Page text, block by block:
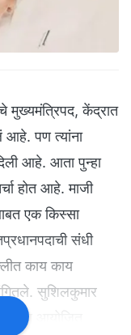
मुख्यमंत्रिपद, केंद्रात
आहे. पण त्यांना
आहे. आता पुन्हा
होत आहे. माजी
एक किस्सा
संधी
काय काय
सुशिलकुमार
आयोजित